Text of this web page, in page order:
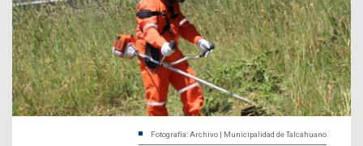
Fotografía: Archivo | Municipalidad de Talcahuano